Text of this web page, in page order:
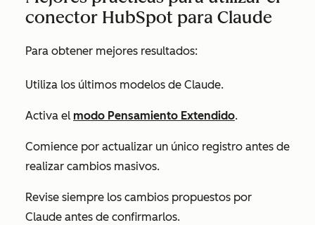
conector HubSpot para Claude
Para obtener mejores resultados:
Utiliza los últimos modelos de Claude.
Activa el modo Pensamiento Extendido.
Comience por actualizar un único registro antes de
realizar cambios masivos.
Revise siempre los cambios propuestos por
Claude antes de confirmarlos.